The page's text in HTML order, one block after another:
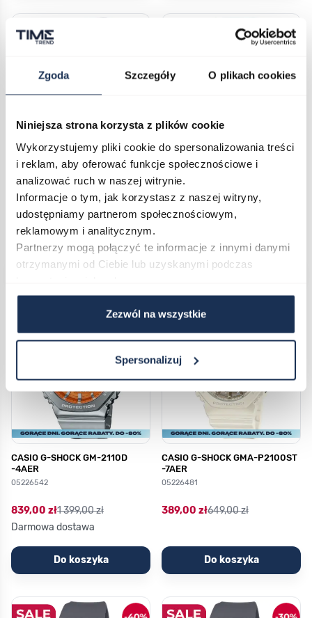
Zgoda Szczegóły O plikach cookies
Niniejsza strona korzysta z plików cookie
Wykorzystujemy pliki cookie do spersonalizowania treści
i reklam, aby oferować funkcje społecznościowe i
analizować ruch w naszej witrynie.
Informacje o tym, jak korzystasz z naszej witryny,
udostępniamy partnerom społecznościowym,
reklamowym i analitycznym.
Partnerzy mogą połączyć te informacje z innymi danymi
otrzymanymi od Ciebie lub uzyskanymi podczas
Zezwól na wszystkie
Spersonalizuj
CASIO G-SHOCK GR-B300EC
-1AER
809,00 zł1 349,00 zł
Darmowa dostawa
Do koszyka
CASIO G-SHOCK GM-2110D
-3AER
979,00 zł1 399,00 zł
Do koszyka
CASIO G-SHOCK GM-2110D
-4AER
05226542
839,00 zł1 399,00 zł
Darmowa dostawa
Do koszyka
CASIO G-SHOCK GMA-P2100ST
-7AER
05226481
389,00 zł649,00 zł
Do koszyka